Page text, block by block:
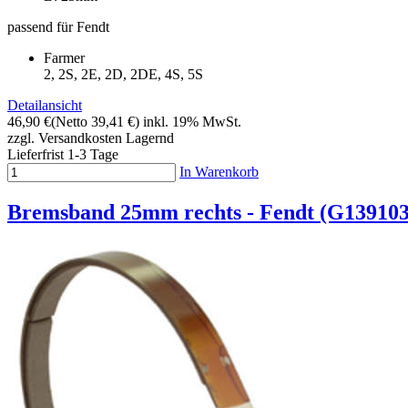
passend für Fendt
Farmer
2, 2S, 2E, 2D, 2DE, 4S, 5S
Detailansicht
46,90 €(Netto 39,41 €) inkl. 19% MwSt.
zzgl. Versandkosten Lagernd
Lieferfrist 1-3 Tage
In Warenkorb
Bremsband 25mm rechts - Fendt